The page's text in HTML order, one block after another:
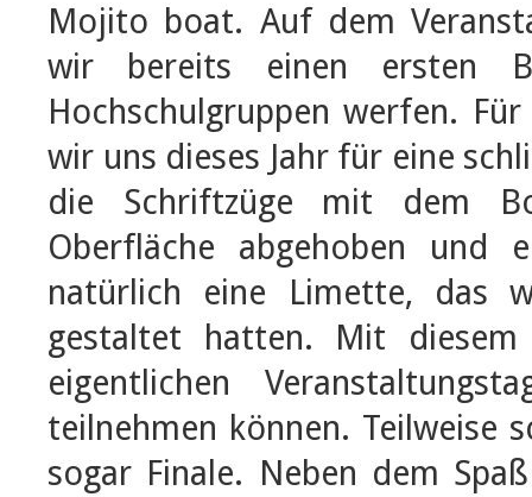
Mojito boat. Auf dem
wir bereits einen ersten
Hochschulgruppen werfen.
wir uns dieses Jahr für eine
die Schriftzüge mit dem
Oberfläche abgehoben und
natürlich eine Limette, das
gestaltet hatten. Mit
eigentlichen
teilnehmen können. Teilweise
sogar Finale. Neben dem